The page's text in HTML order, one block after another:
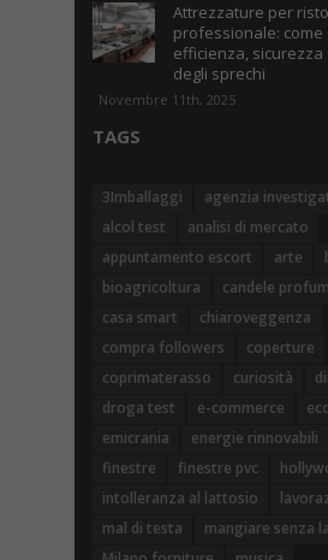
Attrezzature per
professionale: come
efficienza,
degli sprechi
Novembre 11th, 2025
TAGS
3Imballaggi
agenzia
alcol test
analisi di mercato
appuntamento escort
arte
bioagricoltura
candele
casa smart
chiaroveggenza
compra followers
coperture
coprimaterasso
curiosità
droga test
e-commerce
emicrania
energie rinnovabili
finestre
finestre pvc
intolleranza al lattosio
mal di testa
mangiare senza